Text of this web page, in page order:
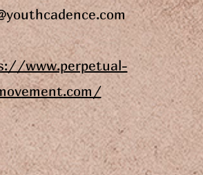
www.perpetual-